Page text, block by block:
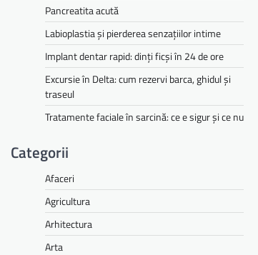
Pancreatita acută
Labioplastia și pierderea senzațiilor intime
Implant dentar rapid: dinți ficși în 24 de ore
Excursie în Delta: cum rezervi barca, ghidul și
traseul
Tratamente faciale în sarcină: ce e sigur și ce nu
Categorii
Afaceri
Agricultura
Arhitectura
Arta